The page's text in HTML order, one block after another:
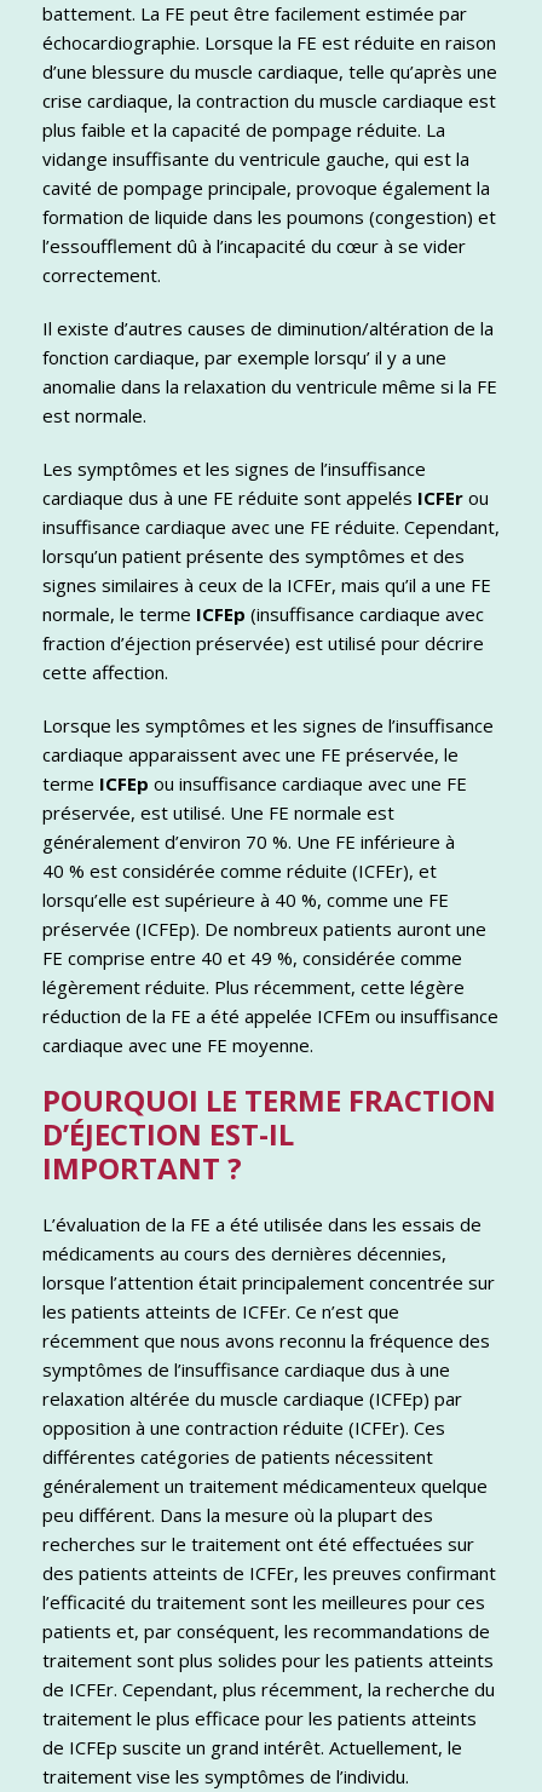
battement. La FE peut être facilement estimée par
échocardiographie. Lorsque la FE est réduite en raison
d’une blessure du muscle cardiaque, telle qu’après une
crise cardiaque, la contraction du muscle cardiaque est
plus faible et la capacité de pompage réduite. La
vidange insuffisante du ventricule gauche, qui est la
cavité de pompage principale, provoque également la
formation de liquide dans les poumons (congestion) et
l’essoufflement dû à l’incapacité du cœur à se vider
correctement.
Il existe d’autres causes de diminution/altération de la
fonction cardiaque, par exemple lorsqu’ il y a une
anomalie dans la relaxation du ventricule même si la FE
est normale.
Les symptômes et les signes de l’insuffisance
cardiaque dus à une FE réduite sont appelés ICFEr ou
insuffisance cardiaque avec une FE réduite. Cependant,
lorsqu’un patient présente des symptômes et des
signes similaires à ceux de la ICFEr, mais qu’il a une FE
normale, le terme ICFEp (insuffisance cardiaque avec
fraction d’éjection préservée) est utilisé pour décrire
cette affection.
Lorsque les symptômes et les signes de l’insuffisance
cardiaque apparaissent avec une FE préservée, le
terme ICFEp ou insuffisance cardiaque avec une FE
préservée, est utilisé. Une FE normale est
généralement d’environ 70 %. Une FE inférieure à
40 % est considérée comme réduite (ICFEr), et
lorsqu’elle est supérieure à 40 %, comme une FE
préservée (ICFEp). De nombreux patients auront une
FE comprise entre 40 et 49 %, considérée comme
légèrement réduite. Plus récemment, cette légère
réduction de la FE a été appelée ICFEm ou insuffisance
cardiaque avec une FE moyenne.
POURQUOI LE TERME FRACTION
D’ÉJECTION EST-IL
IMPORTANT ?
L’évaluation de la FE a été utilisée dans les essais de
médicaments au cours des dernières décennies,
lorsque l’attention était principalement concentrée sur
les patients atteints de ICFEr. Ce n’est que
récemment que nous avons reconnu la fréquence des
symptômes de l’insuffisance cardiaque dus à une
relaxation altérée du muscle cardiaque (ICFEp) par
opposition à une contraction réduite (ICFEr). Ces
différentes catégories de patients nécessitent
généralement un traitement médicamenteux quelque
peu différent. Dans la mesure où la plupart des
recherches sur le traitement ont été effectuées sur
des patients atteints de ICFEr, les preuves confirmant
l’efficacité du traitement sont les meilleures pour ces
patients et, par conséquent, les recommandations de
traitement sont plus solides pour les patients atteints
de ICFEr. Cependant, plus récemment, la recherche du
traitement le plus efficace pour les patients atteints
de ICFEp suscite un grand intérêt. Actuellement, le
traitement vise les symptômes de l’individu.